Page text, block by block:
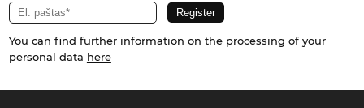
You can find further information on the processing of your
personal data here